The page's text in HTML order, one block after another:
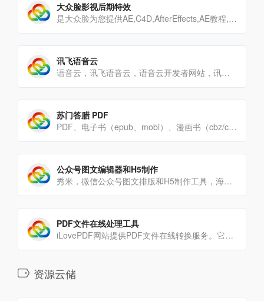
大众脸影视后期特效
是大众脸为您提供AE,C4D,AfterEffects,AE教程,AE插件,FCPX,FCPX插件,教程,插[…]
讯飞语音云
语音云，讯飞语音云，语音云开发者网站，讯飞开放平台
苏门答腊 PDF
PDF、电子书（epub、mobi）、漫画书（cbz/cbr）、DjVu、XPS、CHM、Windows图[…]
公众号图文编辑器和H5制作
秀米，微信公众号图文排版和H5制作工具，海量模板素材和排版样式，强大的布局编辑功能，轻松制作公众号图文和H5，[…]
PDF文件在线处理工具
iLovePDF网站提供PDF文件在线转换服务。它完全免费，而且使用方便。无论是合并PDF文件、拆分PDF文件[…]
资源云储